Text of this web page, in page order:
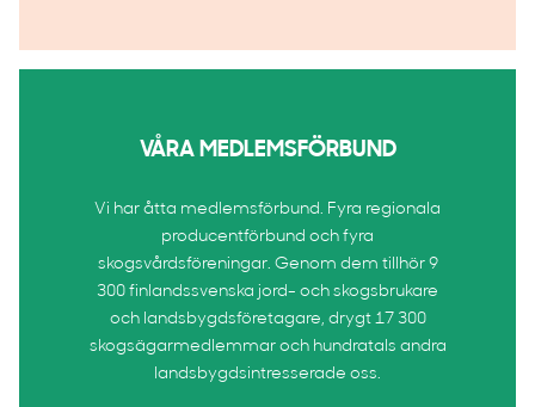
VÅRA MEDLEMSFÖRBUND
Vi har åtta medlemsförbund. Fyra regionala
producentförbund och fyra
skogsvårdsföreningar. Genom dem tillhör 9
300 finlandssvenska jord- och skogsbrukare
och landsbygdsföretagare, drygt 17 300
skogsägarmedlemmar och hundratals andra
landsbygdsintresserade oss.